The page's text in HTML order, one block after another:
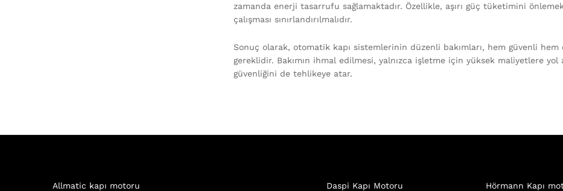
zamanda enerji tasarrufu sağlamaktadır. Özellikle, aşırı güç tüketimini
çalışması sınırlandırılmalıdır.
Sonuç olarak, otomatik kapı sistemlerinin düzenli bakımları, hem güvenli
gereklidir. Bakımın ihmal edilmesi, yalnızca işletme için yüksek maliyetlere yol
güvenliğini de tehlikeye atar.
Allmatic kapı motoru
Daspi Kapı Motoru
Hörmann Kapı